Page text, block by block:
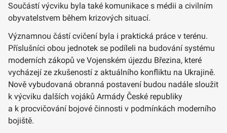
Součástí výcviku byla také komunikace s médii a civilním
obyvatelstvem během krizových situací.
Významnou částí cvičení byla i praktická práce v terénu.
Příslušníci obou jednotek se podíleli na budování systému
moderních zákopů ve Vojenském újezdu Březina, které
vycházejí ze zkušeností z aktuálního konfliktu na Ukrajině.
Nově vybudovaná obranná postavení budou nadále sloužit
k výcviku dalších vojáků Armády České republiky
a k procvičování bojové činnosti v podmínkách moderního
bojiště.